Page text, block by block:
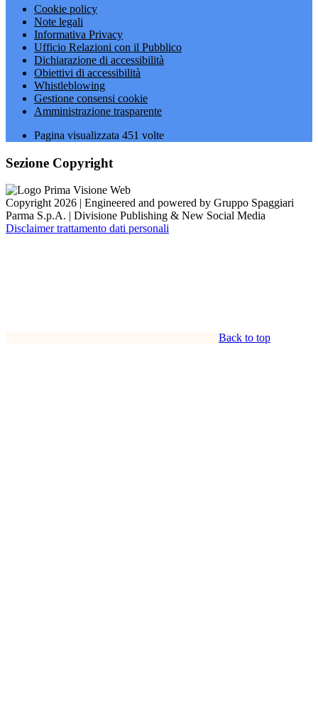
Cookie policy
Note legali
Informativa Privacy
Ufficio Relazioni con il Pubblico
Dichiarazione di accessibilità
Obiettivi di accessibilità
Whistleblowing
Gestione consensi cookie
Amministrazione trasparente
Pagina visualizzata 451 volte
Sezione Copyright
Copyright 2026 | Engineered and powered by Gruppo Spaggiari
Parma S.p.A. | Divisione Publishing & New Social Media
Disclaimer trattamento dati personali
Back to top